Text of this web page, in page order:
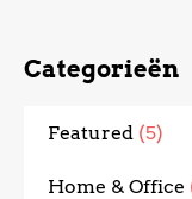
Categorieën
Featured (5)
Home & Office